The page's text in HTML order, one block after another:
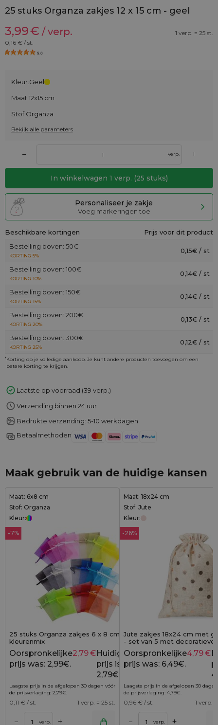
25 stuks Organza zakjes 12 x 15 cm - geel
3,99€ / verp.
1 verp. = 25 st.
0,16 € / st.
5.0
Kleur:Geel
Maat:12x15 cm
Stof:Organza
Bekijk alle parameters
– verp. +
In winkelwagen 1 verp. (25 stuks)
Personaliseer je zakje
Voeg markeringen toe
Beschikbare kortingen
Prijs voor dit product
Bestelling boven: 50€
KORTING 5%
0,15€ / st
Bestelling boven: 100€
KORTING 10%
0,14€ / st
Bestelling boven: 150€
KORTING 15%
0,14€ / st
Bestelling boven: 200€
KORTING 20%
0,13€ / st
Bestelling boven: 300€
KORTING 25%
0,12€ / st
*Korting op je volledige aankoop. Je kunt andere producten toevoegen om een
betere korting te krijgen.
Laatste op voorraad (39 verp.)
Verzending binnen 24 uur
Bedrukte verzending: 5-10 werkdagen
Betaalmethoden
Maak gebruik van de huidige kansen
Maat: 6x8 cm
Stof: Organza
Kleur:
-7%
25 stuks Organza zakjes 6 x 8 cm -
kleurenmix
2,99 €
Oorspronkelijke
prijs was: 2,99€.
2,79€Huidige
prijs is:
2,79€.
Laagste prijs in de afgelopen 30 dagen vóór
de prijsverlaging: 2,79€.
0,11 € / st. 1 verp. = 25 st.
– verp. +
Maat: 18x24 cm
Stof: Jute
Kleur:
-26%
Jute zakjes 18x24 cm met
- set van 5 met decoratieve
Oorspronkelijke
prijs was: 6,49€.
4,79€
Laagste prijs in de afgelopen 30
de prijsverlaging: 4,79€.
0,96 € / st. 1 verp.
– verp. +
Toevoegen aan winkelwagen Toevoegen aan